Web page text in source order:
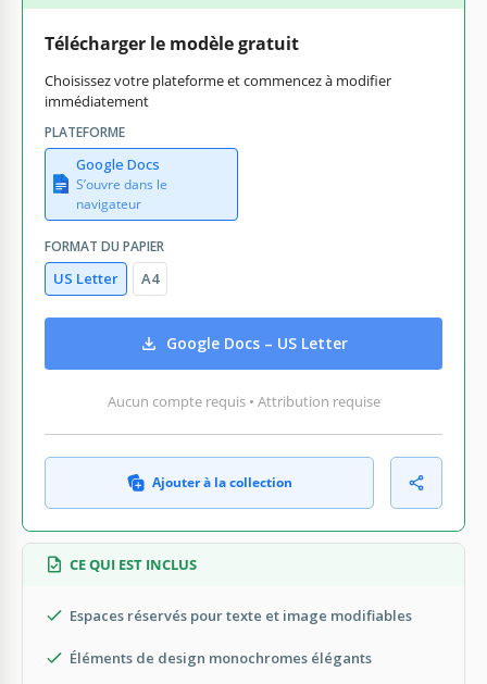
Télécharger le modèle gratuit
Choisissez votre plateforme et commencez à modifier
immédiatement
PLATEFORME
Google Docs
S’ouvre dans le
navigateur
FORMAT DU PAPIER
US Letter A4
Google Docs – US Letter
Aucun compte requis • Attribution requise
Ajouter à la collection
CE QUI EST INCLUS
Espaces réservés pour texte et image modifiables
Éléments de design monochromes élégants